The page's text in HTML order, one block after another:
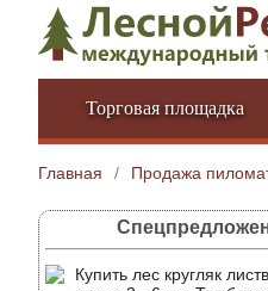
Торговая площадка
Главная / Продажа